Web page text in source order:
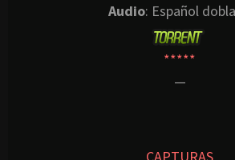
Audio: Español
*****
—
CAPTURAS